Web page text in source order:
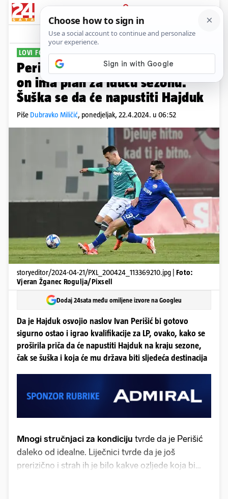
PRIJAVA
Sport Komentari
LOVI FORMU PLUS+
Perišića još nitko nije faulirao, a
on ima plan za iduću sezonu.
Šuška se da će napustiti Hajduk
Piše Dubravko Miličić, ponedjeljak, 22.4.2024. u 06:52
storyeditor/2024-04-21/PXL_200424_113369210.jpg | Foto:
Vjeran Žganec Rogulja/Pixsell
Dodaj 24sata među omiljene izvore na Googleu
Da je Hajduk osvojio naslov Ivan Perišić bi gotovo
sigurno ostao i igrao kvalifikacije za LP, ovako, kako se
proširila priča da će napustiti Hajduk na kraju sezone,
čak se šuška i koja će mu država biti sljedeća destinacija
Mnogi stručnjaci za kondiciju tvrde da je Perišić
daleko od idealne. Liječnici tvrde da je još
prerizično i strah ih je bilo kakve ozljede koja bi